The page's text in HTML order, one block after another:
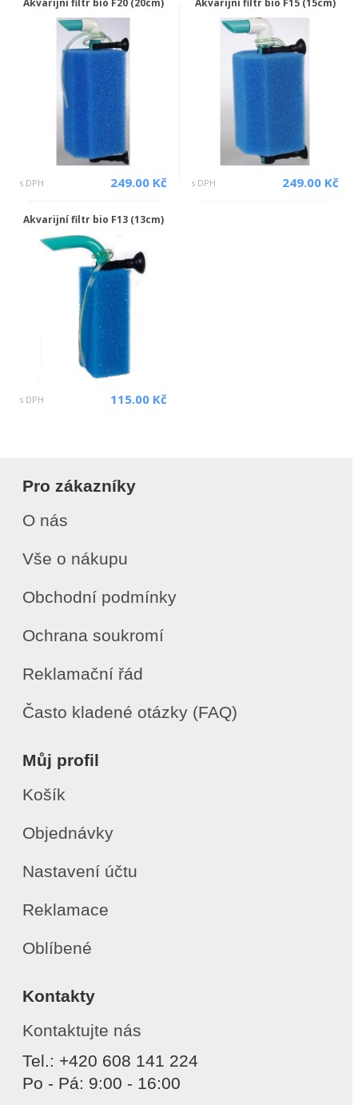
Akvarijní filtr bio F20 (20cm)
s DPH 249.00 Kč
Akvarijní filtr bio F15 (15cm)
s DPH 249.00 Kč
Akvarijní filtr bio F13 (13cm)
s DPH 115.00 Kč
Pro zákazníky
O nás
Vše o nákupu
Obchodní podmínky
Ochrana soukromí
Reklamační řád
Často kladené otázky (FAQ)
Můj profil
Košík
Objednávky
Nastavení účtu
Reklamace
Oblíbené
Kontakty
Kontaktujte nás
Tel.: +420 608 141 224
Po - Pá: 9:00 - 16:00